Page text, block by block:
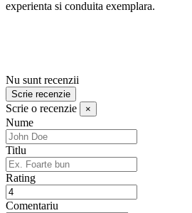
experienta si conduita exemplara.
Nu sunt recenzii
Scrie recenzie
Scrie o recenzie ×
Nume
Titlu
Rating
Comentariu